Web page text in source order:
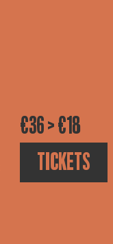
€36 > €18
TICKETS